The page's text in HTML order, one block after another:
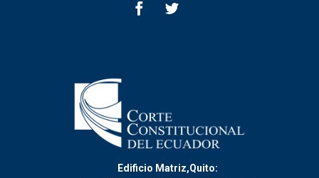
Edificio Matriz,Quito: